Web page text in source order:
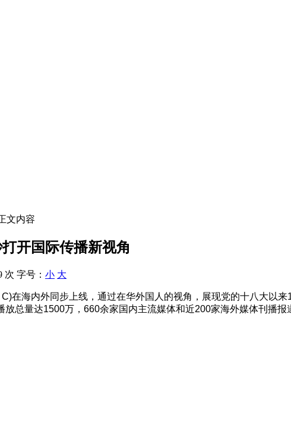
文内容
开国际传播新视角
次 字号： 小 大
在海内外同步上线，通过在华外国人的视角，展现党的十八大以
总量达1500万，660余家国内主流媒体和近200家海外媒体刊播报